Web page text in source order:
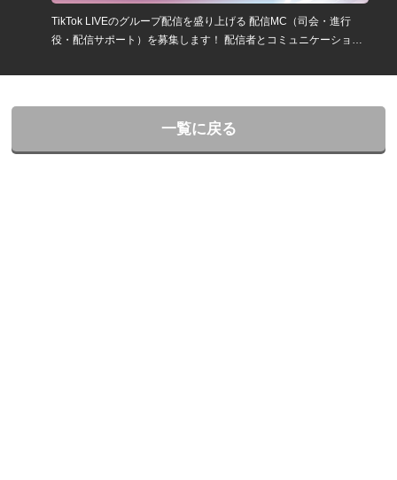
TikTok LIVEのグループ配信を盛り上げる 配信MC（司会・進行
役・配信サポート）を募集します！ 配信者とコミュニケーション
一覧に戻る